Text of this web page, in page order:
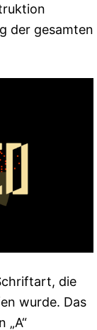
der gesamten
die
wurde. Das
„A“